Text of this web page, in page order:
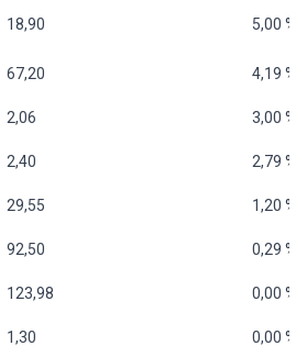
18,90 5,00 %
67,20 4,19 %
2,06 3,00 %
2,40 2,79 %
29,55 1,20 %
92,50 0,29 %
123,98 0,00 %
1,30 0,00 %